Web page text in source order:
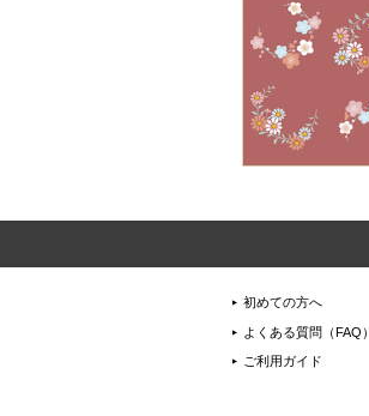
初めての方へ
よくある質問（FAQ）
ご利用ガイド